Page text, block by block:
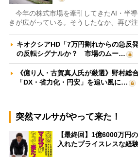
今年の株式市場を牽引してきたAI・半
きが広がっている。そうしたなか、再び
キオクシアHD「7万円割れからの急反
の反転シグナルか？ 市場のムー…
《億り人・古賀真人氏が厳選》野村総
「DX・省力化・円安」を追い風に…
突然マルサがやって来た！
【最終回】1億6000万円
入れたプライスレスな経